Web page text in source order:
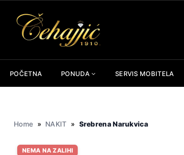
content
POČETNA PONUDA SERVIS MOBITELA
Home » NAKIT » Srebrena Narukvica
NEMA NA ZALIHI